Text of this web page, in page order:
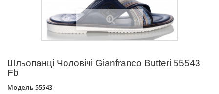
Шльопанці Чоловічі Gianfranco Butteri 55543
Fb
Модель 55543